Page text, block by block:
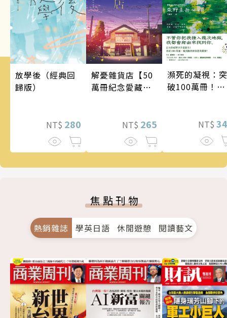
放學後（經典回
歸版）
NT$ 280
解憂雜貨店【50
萬冊紀念愛藏
NT$ 265
瀕死的凝視：突
破100萬冊！這
的情慾與驚悚！
NT$
焦點刊物
熱銷雜誌 學英日語 休閒遊憩 閱讀藝文